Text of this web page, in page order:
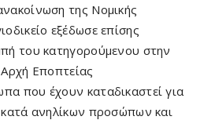
της Νομικής
εξέδωσε επίσης
του κατηγορούμενου στην
Εποπτείας
που έχουν καταδικαστεί για
ανηλίκων προσώπων και